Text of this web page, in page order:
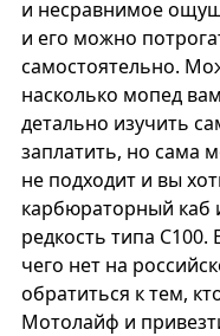
и несравнимое
и его можно
самостоятельно.
насколько мопед
детально изучить
заплатить, но сама
не подходит и вы
карбюраторный каб
редкость типа С100.
чего нет на
обратиться к тем,
Мотолайф и